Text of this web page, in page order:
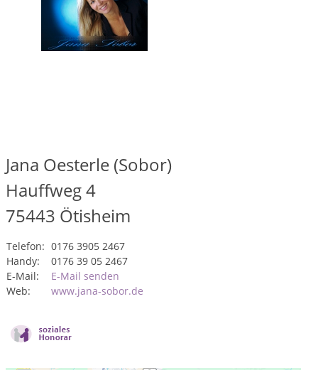
Jana Oesterle (Sobor)
Hauffweg 4
75443 Ötisheim
Telefon: 0176 3905 2467
Handy:
0176 39 05 2467
E-Mail:
E-Mail senden
Web:
www.jana-sobor.de